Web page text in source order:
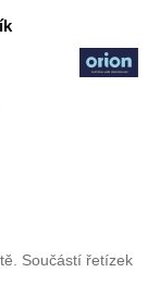
Součástí řetízek